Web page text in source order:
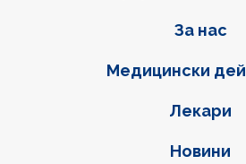
Фуутер навигация
За нас
Медицински
Лекари
Новини